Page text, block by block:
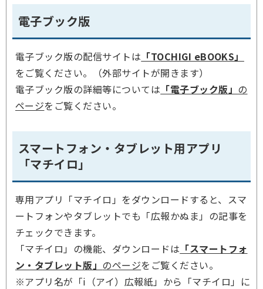
電子ブック版
電子ブック版の配信サイトは 「TOCHIGI eBOOKS」
をご覧ください。（外部サイトが開きます）
電子ブック版の詳細等については 「電子ブック版」 の
ページをご覧ください。
スマートフォン・タブレット用アプリ
「マチイロ」
専用アプリ「マチイロ」をダウンロードすると、スマ
ートフォンやタブレットでも「広報かぬま」の記事を
チェックできます。
「マチイロ」の機能、ダウンロードは 「スマートフォ
ン・タブレット版」 のページをご覧ください。
※アプリ名が「i（アイ）広報紙」から「マチイロ」に